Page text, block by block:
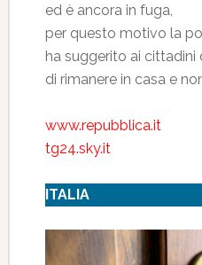
ed è ancora in fuga,
per questo motivo la
ha suggerito ai cittadini
di rimanere in casa e
www.repubblica.it
tg24.sky.it
ITALIA